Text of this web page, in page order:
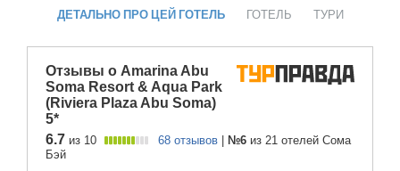
ДЕТАЛЬНО ПРО ЦЕЙ ГОТЕЛЬ ГОТЕЛЬ ТУРИ